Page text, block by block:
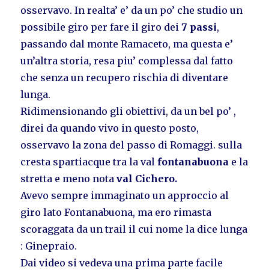
osservavo. In realta’ e’ da un po’ che studio un
possibile giro per fare il giro dei7 passi,
passando dal monte Ramaceto, ma questa e’
un’altra storia, resa piu’ complessa dal fatto
che senza un recupero rischia di diventare
lunga.
Ridimensionando gli obiettivi, da un bel po’ ,
direi da quando vivo in questo posto,
osservavo la zona del passo di Romaggi. sulla
cresta spartiacque tra la val fontanabuona e la
stretta e meno notaval Cichero.
Avevo sempre immaginato un approccio al
giro lato Fontanabuona, ma ero rimasta
scoraggata da un trail il cui nome la dice lunga
: Ginepraio.
Dai video si vedeva una prima parte facile